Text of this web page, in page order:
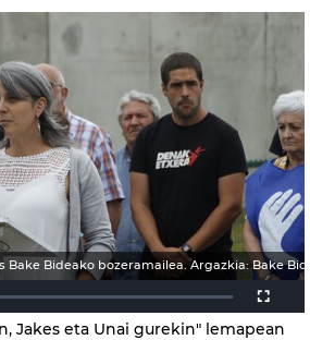
Bake Bideako bozeramailea. Argazkia: Bake
Jakes eta Unai gurekin" lemapean